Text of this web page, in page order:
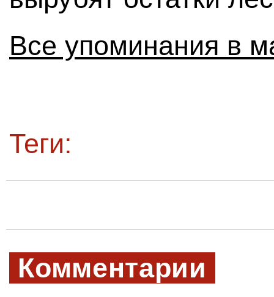
Все упоминания в
Теги:
Комментарии